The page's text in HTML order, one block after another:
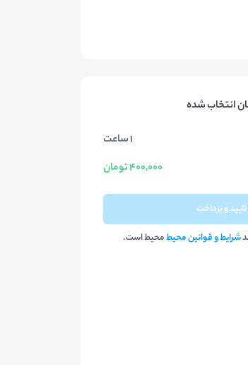
انتخاب شده
1 ساعت
400,000 تومان
تایید و پرداخت
شرایط و قوانین محیطمحیط است.